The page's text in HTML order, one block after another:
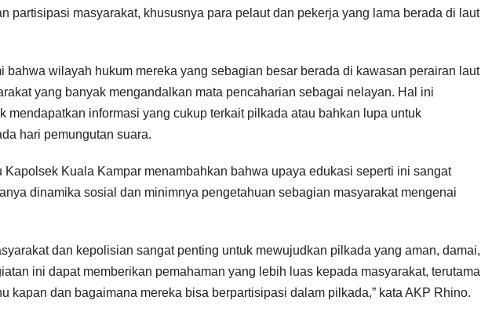
partisipasi masyarakat, khususnya para pelaut dan pekerja yang lama berada di laut
bahwa wilayah hukum mereka yang sebagian besar berada di kawasan perairan laut
yang banyak mengandalkan mata pencaharian sebagai nelayan. Hal ini
mendapatkan informasi yang cukup terkait pilkada atau bahkan lupa untuk
hari pemungutan suara.
Kuala Kampar menambahkan bahwa upaya edukasi seperti ini sangat
dinamika sosial dan minimnya pengetahuan sebagian masyarakat mengenai
dan kepolisian sangat penting untuk mewujudkan pilkada yang aman, damai,
ini dapat memberikan pemahaman yang lebih luas kepada masyarakat, terutama
kapan dan bagaimana mereka bisa berpartisipasi dalam pilkada,” kata AKP Rhino.